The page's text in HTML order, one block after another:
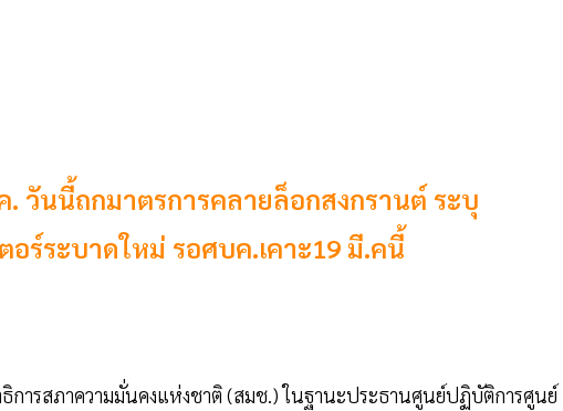
วันนี้ถกมาตรการคลายล็อกสงกรานต์ ระบุ
ร์ระบาดใหม่ รอศบค.เคาะ19 มี.คนี้
ารสภาความมั่นคงแห่งชาติ (สมช.) ในฐานะประธานศูนย์ปฏิบัติการศูนย์